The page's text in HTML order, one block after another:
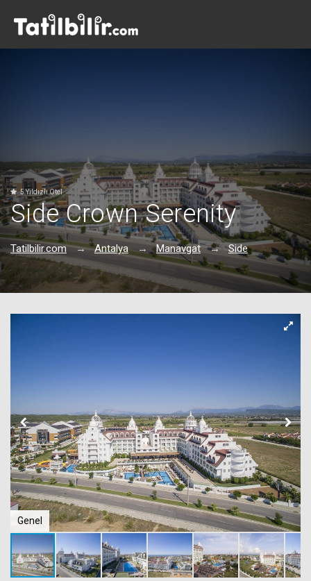
5 Yıldızlı Otel
Side Crown Serenity
Tatilbilir.com Antalya Manavgat Side
Genel